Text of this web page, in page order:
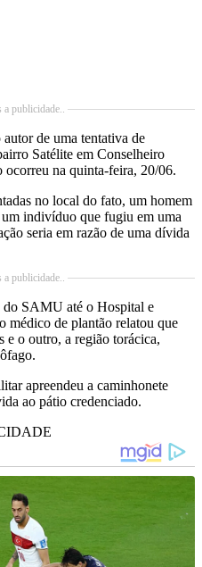
a publicidade..
de uma tentativa de
Satélite em Conselheiro
na quinta-feira, 20/06.
no local do fato, um homem
indivíduo que fugiu em uma
seria em razão de uma dívida
a publicidade..
SAMU até o Hospital e
médico de plantão relatou que
e o outro, a região torácica,
apreendeu a caminhonete
ao pátio credenciado.